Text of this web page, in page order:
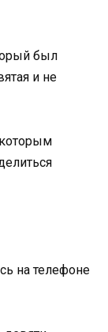
был
и не
на телефоне